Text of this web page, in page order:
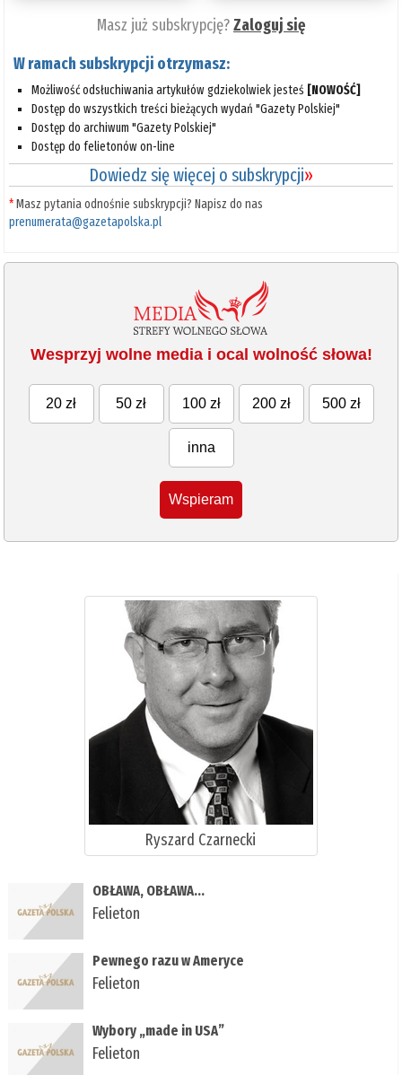
Masz już subskrypcję?Zaloguj się
W ramach subskrypcji otrzymasz:
Możliwość odsłuchiwania artykułów gdziekolwiek jesteś [NOWOŚĆ]
Dostęp do wszystkich treści bieżących wydań "Gazety Polskiej"
Dostęp do archiwum "Gazety Polskiej"
Dostęp do felietonów on-line
Dowiedz się więcej o subskrypcji»
*Masz pytania odnośnie subskrypcji? Napisz do nas
prenumerata@gazetapolska.pl
Wesprzyj wolne media i ocal wolność słowa!
20 zł 50 zł 100 zł 200 zł 500 zł
inna
Wspieram
Ryszard Czarnecki
OBŁAWA, OBŁAWA...
Felieton
Pewnego razu w Ameryce
Felieton
Wybory „made in USA”
Felieton